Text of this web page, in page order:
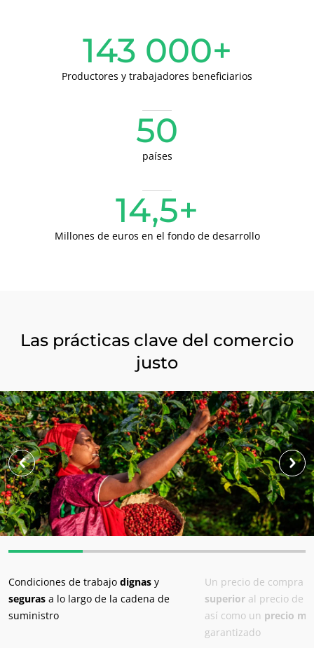
(japonés)
America
(español)
Europa
Francia (francés)
Italia (italiano)
Portugal (portugués)
Rumanía (rumano)
Serbia (serbio)
Suiza (alemán)
143 000+
Productores y trabajadores beneficiarios
50
países
14,5+
Millones de euros en el fondo de desarrollo
Las prácticas clave del comercio
justo
Condiciones de trabajo dignas y
seguras a lo largo de la cadena de
suministro
Un precio de compra
superior al precio de
así como un precio
garantizado